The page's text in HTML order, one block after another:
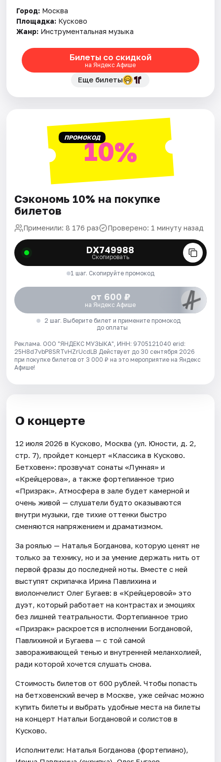
Город: Москва
Площадка: Кусково
Жанр: Инструментальная музыка
Билеты со скидкой
на Яндекс Афише
Еще билеты
ПРОМОКОД10%
Сэкономь 10% на покупке
билетов
Применили: 8 176 раз Проверено: 1 минуту назад
DX749988
Скопировать
1 шаг. Скопируйте промокод
от 600 ₽
на Яндекс Афише
2 шаг. Выберите билет и примените промокод
до оплаты
Реклама. ООО "ЯНДЕКС МУЗЫКА", ИНН: 9705121040 erid:
25H8d7vbP8SRTvHZrUcdLB Действует до 30 сентября 2026
при покупке билетов от 3 000 ₽ на это мероприятие на Яндекс
Афише!
О концерте
12 июля 2026 в Кусково, Москва (ул. Юности, д. 2,
стр. 7), пройдет концерт «Классика в Кусково.
Бетховен»: прозвучат сонаты «Лунная» и
«Крейцерова», а также фортепианное трио
«Призрак». Атмосфера в зале будет камерной и
очень живой — слушатели будто оказываются
внутри музыки, где тихие оттенки быстро
сменяются напряжением и драматизмом.
За роялью — Наталья Богданова, которую ценят не
только за технику, но и за умение держать нить от
первой фразы до последней ноты. Вместе с ней
выступят скрипачка Ирина Павлихина и
виолончелист Олег Бугаев: в «Крейцеровой» это
дуэт, который работает на контрастах и эмоциях
без лишней театральности. Фортепианное трио
«Призрак» раскроется в исполнении Богдановой,
Павлихиной и Бугаева — с той самой
завораживающей тенью и внутренней меланхолией,
ради которой хочется слушать снова.
Стоимость билетов от 600 рублей. Чтобы попасть
на бетховенский вечер в Москве, уже сейчас можно
купить билеты и выбрать удобные места на билеты
на концерт Натальи Богдановой и солистов в
Кусково.
Исполнители: Наталья Богданова (фортепиано),